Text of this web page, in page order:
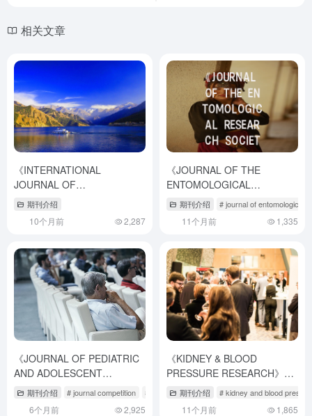
相关文章
《INTERNATIONAL
JOURNAL OF
PERIODONTICS &
DENTISTRY》深度解析：牙
表指南
期刊介绍
10个月前 2,287
《JOURNAL OF THE
ENTOMOLOGICAL
RESEARCH SOCIETY》权威
三个秘诀
期刊介绍 # journal of entomological
11个月前 1,335
《JOURNAL OF PEDIATRIC
AND ADOLESCENT
GYNECOLOGY》期刊介绍与
投稿策略
期刊介绍 # journal competition # journal of pediatric & adolescent gynecology
6个月前 2,925
《KIDNEY & BLOOD
PRESSURE RESEARCH》深
度解析：科研人员的国际发文
指南
期刊介绍 # kidney and blood
11个月前 1,865